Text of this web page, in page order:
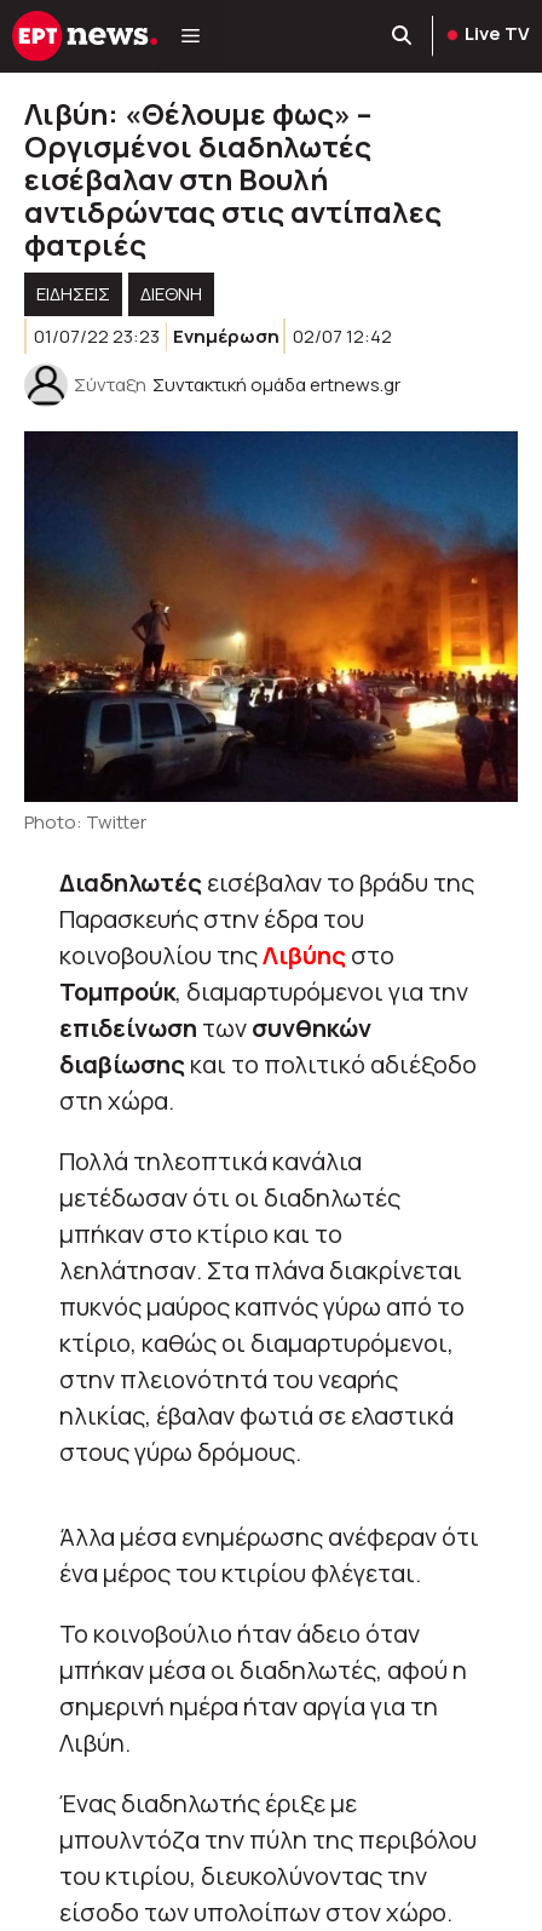
Μετάβαση
σε
Live TV
Λιβύη: «Θέλουμε φως» –
Οργισμένοι διαδηλωτές
εισέβαλαν στη Βουλή
αντιδρώντας στις αντίπαλες
φατριές
ΕΙΔΗΣΕΙΣ
ΔΙΕΘΝΗ
01/07/22 23:23
Ενημέρωση 02/07 12:42
Σύνταξη Συντακτική ομάδα ertnews.gr
Photo: Twitter
Διαδηλωτέςεισέβαλαν το βράδυ της
Παρασκευής στην έδρα του
κοινοβουλίου τηςΛιβύηςστο
Τομπρούκ, διαμαρτυρόμενοι για την
επιδείνωση τωνσυνθηκών
διαβίωσηςκαι το πολιτικό αδιέξοδο
στη χώρα.
Πολλά τηλεοπτικά κανάλια
μετέδωσαν ότι οι διαδηλωτές
μπήκαν στο κτίριο και το
λεηλάτησαν. Στα πλάνα διακρίνεται
πυκνός μαύρος καπνός γύρω από το
κτίριο, καθώς οι διαμαρτυρόμενοι,
στην πλειονότητά του νεαρής
ηλικίας, έβαλαν φωτιά σε ελαστικά
στους γύρω δρόμους.
Άλλα μέσα ενημέρωσης ανέφεραν ότι
ένα μέρος του κτιρίου φλέγεται.
Το κοινοβούλιο ήταν άδειο όταν
μπήκαν μέσα οι διαδηλωτές, αφού η
σημερινή ημέρα ήταν αργία για τη
Λιβύη.
Ένας διαδηλωτής έριξε με
μπουλντόζα την πύλη της περιβόλου
του κτιρίου, διευκολύνοντας την
είσοδο των υπολοίπων στον χώρο.